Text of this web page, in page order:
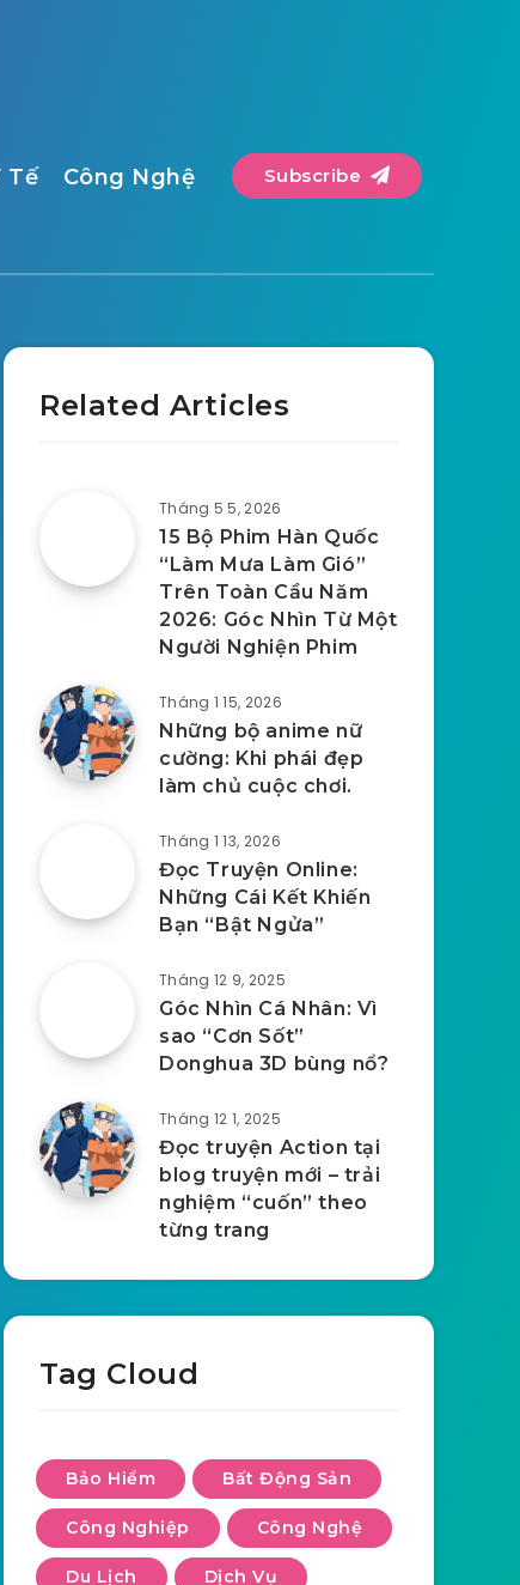
Tế Công Nghệ Subscribe
Related Articles
Tháng 5 5, 2026
15 Bộ Phim Hàn Quốc
“Làm Mưa Làm Gió”
Trên Toàn Cầu Năm
2026: Góc Nhìn Từ Một
Người Nghiện Phim
Tháng 1 15, 2026
Những bộ anime nữ
cường: Khi phái đẹp
làm chủ cuộc chơi.
Tháng 1 13, 2026
Đọc Truyện Online:
Những Cái Kết Khiến
Bạn “Bật Ngửa”
Tháng 12 9, 2025
Góc Nhìn Cá Nhân: Vì
sao “Cơn Sốt”
Donghua 3D bùng nổ?
Tháng 12 1, 2025
Đọc truyện Action tại
blog truyện mới – trải
nghiệm “cuốn” theo
từng trang
Tag Cloud
Bảo Hiểm Bất Động Sản
Công Nghiệp Công Nghệ
Du Lịch Dịch Vụ